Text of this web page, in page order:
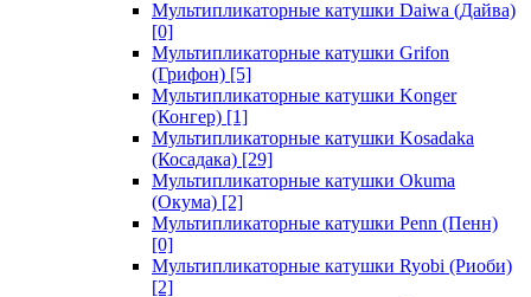
Мультипликаторные катушки Daiwa (Дайва)
[0]
Мультипликаторные катушки Grifon
(Грифон) [5]
Мультипликаторные катушки Konger
(Конгер) [1]
Мультипликаторные катушки Kosadaka
(Косадака) [29]
Мультипликаторные катушки Okuma
(Окума) [2]
Мультипликаторные катушки Penn (Пенн)
[0]
Мультипликаторные катушки Ryobi (Риоби)
[2]